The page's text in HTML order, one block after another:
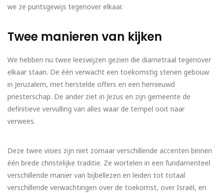
we ze puntsgewijs tegenover elkaar.
Twee manieren van kijken
We hebben nu twee leeswijzen gezien die diametraal tegenover
elkaar staan. De één verwacht een toekomstig stenen gebouw
in Jeruzalem, met herstelde offers en een hernieuwd
priesterschap. De ander ziet in Jezus en zijn gemeente de
definitieve vervulling van alles waar de tempel ooit naar
verwees.
Deze twee visies zijn niet zomaar verschillende accenten binnen
één brede christelijke traditie. Ze wortelen in een fundamenteel
verschillende manier van bijbellezen en leiden tot totaal
verschillende verwachtingen over de toekomst, over Israël, en